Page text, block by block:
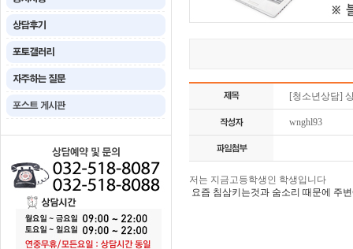
[청소년상담]
wnghl93
저는 지금고등학생인 학생입니다
요즘 침삼키는것과 숨소리 때문에 주